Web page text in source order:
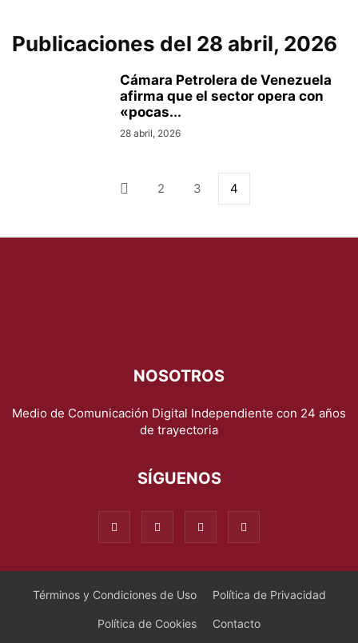
Publicaciones del 28 abril, 2026
Cámara Petrolera de Venezuela
afirma que el sector opera con
«pocas...
28 abril, 2026
2 3 4
NOSOTROS
Medio de Comunicación Digital Independiente con 24 años
de trayectoria
SÍGUENOS
Términos y Condiciones de Uso Política de Privacidad
Política de Cookies Contacto